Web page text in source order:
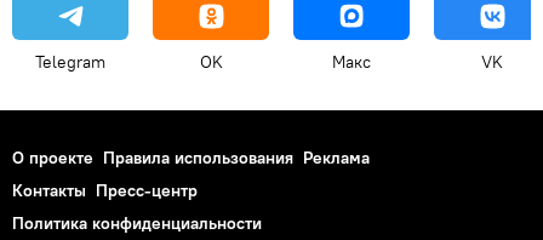
Telegram OK Макс VK
О проекте Правила использования Реклама
Контакты Пресс-центр
Политика конфиденциальности